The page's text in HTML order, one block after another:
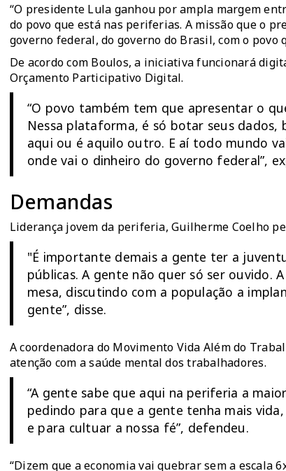
“O presidente Lula ganhou por ampla margem
do povo que está nas periferias. A missão que o
governo federal, do governo do Brasil, com o povo
De acordo com Boulos, a iniciativa funcionará
Orçamento Participativo Digital.
“O povo também tem que apresentar o
Nessa plataforma, é só botar seus
aqui ou é aquilo outro. E aí todo mundo
onde vai o dinheiro do governo federal”,
Demandas
Liderança jovem da periferia, Guilherme Coelho
"É importante demais a gente ter a
públicas. A gente não quer só ser ouvido.
mesa, discutindo com a população a
gente”, disse.
A coordenadora do Movimento Vida Além do
atenção com a saúde mental dos trabalhadores.
“A gente sabe que aqui na periferia a
pedindo para que a gente tenha mais
e para cultuar a nossa fé”, defendeu.
“Dizem que a economia vai quebrar sem a escala